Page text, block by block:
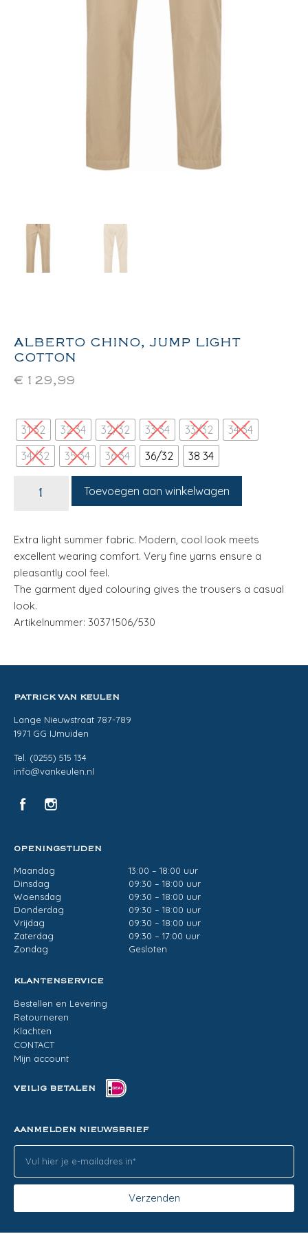
ALBERTO CHINO, JUMP LIGHT
COTTON
€ 129,99
31 32 32 34 32/32 33 34 33/32
34 34
34/32
35 34 36 34 36/32 38 34
Toevoegen aan winkelwagen
Extra light summer fabric. Modern, cool look meets
excellent wearing comfort. Very fine yarns ensure a
pleasantly cool feel.
The garment dyed colouring gives the trousers a casual
look.
Artikelnummer: 30371506/530
PATRICK VAN KEULEN
Lange Nieuwstraat 787-789
1971 GG IJmuiden
Tel. (0255) 515 134
info@vankeulen.nl
OPENINGSTIJDEN
Maandag
13:00 – 18:00 uur
Dinsdag
09:30 – 18:00 uur
Woensdag
09:30 – 18:00 uur
Donderdag
09:30 – 18:00 uur
Vrijdag
09:30 – 18:00 uur
Zaterdag
09:30 – 17:00 uur
Zondag
Gesloten
KLANTENSERVICE
Bestellen en Levering
Retourneren
Klachten
CONTACT
Mijn account
VEILIG BETALEN
AANMELDEN NIEUWSBRIEF
Verzenden